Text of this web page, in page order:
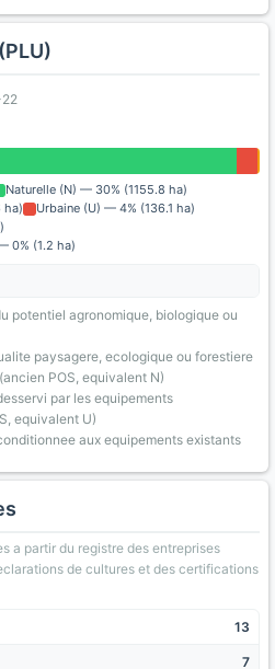
Naturelle (N) — 30% (1155.8 ha)
ha)
Urbaine (U) — 4% (136.1 ha)
0% (1.2 ha)
potentiel agronomique, biologique ou
paysagere, ecologique ou forestiere
POS, equivalent N)
par les equipements
equivalent U)
aux equipements existants
a partir du registre des entreprises
de cultures et des certifications
13
7